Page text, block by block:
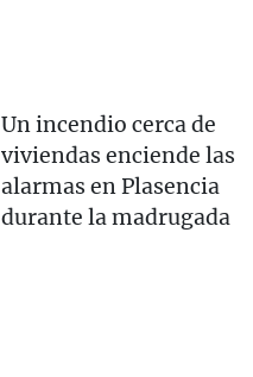
Un incendio cerca de
viviendas enciende las
alarmas en Plasencia
durante la madrugada